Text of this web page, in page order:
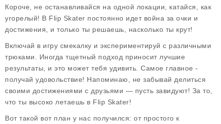
Короче, не останавливайся на одной локации, катайся, как
угорелый! В Flip Skater постоянно идет война за очки и
достижения, и только ты решаешь, насколькo ты крут!
Включай в игру смекалку и экспериментируй с различными
трюками. Иногда тщетный подход приносит лучшие
результаты, и это может тебя удивить. Самое главное -
получай удовольствие! Напоминаю, не забывай делиться
своими достижениями с друзьями — пусть завидуют! За то,
что ты высоко летаешь в Flip Skater!
Вот такой вот план у нас получился: от простого к